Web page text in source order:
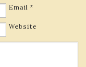
Email *
Website